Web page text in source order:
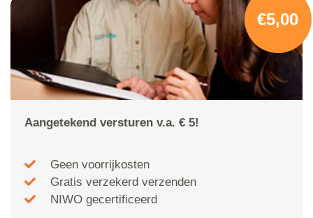
€5,00
Aangetekend versturen v.a. € 5!
Geen voorrijkosten
Gratis verzekerd verzenden
NIWO gecertificeerd